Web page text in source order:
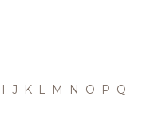
I J K L M N O P Q